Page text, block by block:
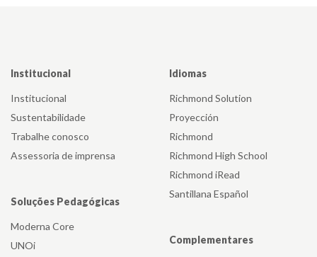
Institucional
Institucional
Sustentabilidade
Trabalhe conosco
Assessoria de imprensa
Soluções Pedagógicas
Moderna Core
UNOi
Idiomas
Richmond Solution
Proyección
Richmond
Richmond High School
Richmond iRead
Santillana Español
Complementares